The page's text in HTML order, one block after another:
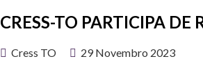
CRESS-TO PARTICIPA
Cress TO 29 Novembro 2023